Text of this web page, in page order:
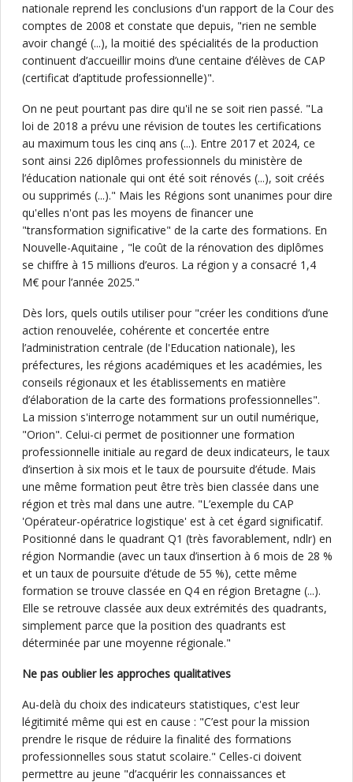
nationale reprend les conclusions d'un rapport de la Cour des
comptes de 2008 et constate que depuis, "rien ne semble
avoir changé (...), la moitié des spécialités de la production
continuent d’accueillir moins d’une centaine d’élèves de CAP
(certificat d’aptitude professionnelle)".
On ne peut pourtant pas dire qu'il ne se soit rien passé. "La
loi de 2018 a prévu une révision de toutes les certifications
au maximum tous les cinq ans (...). Entre 2017 et 2024, ce
sont ainsi 226 diplômes professionnels du ministère de
l’éducation nationale qui ont été soit rénovés (...), soit créés
ou supprimés (...)." Mais les Régions sont unanimes pour dire
qu'elles n'ont pas les moyens de financer une
"transformation significative" de la carte des formations. En
Nouvelle-Aquitaine , "le coût de la rénovation des diplômes
se chiffre à 15 millions d’euros. La région y a consacré 1,4
M€ pour l’année 2025."
Dès lors, quels outils utiliser pour "créer les conditions d’une
action renouvelée, cohérente et concertée entre
l’administration centrale (de l'Education nationale), les
préfectures, les régions académiques et les académies, les
conseils régionaux et les établissements en matière
d’élaboration de la carte des formations professionnelles".
La mission s'interroge notamment sur un outil numérique,
"Orion". Celui-ci permet de positionner une formation
professionnelle initiale au regard de deux indicateurs, le taux
d’insertion à six mois et le taux de poursuite d’étude. Mais
une même formation peut être très bien classée dans une
région et très mal dans une autre. "L’exemple du CAP
'Opérateur-opératrice logistique' est à cet égard significatif.
Positionné dans le quadrant Q1 (très favorablement, ndlr) en
région Normandie (avec un taux d’insertion à 6 mois de 28 %
et un taux de poursuite d’étude de 55 %), cette même
formation se trouve classée en Q4 en région Bretagne (...).
Elle se retrouve classée aux deux extrémités des quadrants,
simplement parce que la position des quadrants est
déterminée par une moyenne régionale."
Ne pas oublier les approches qualitatives
Au-delà du choix des indicateurs statistiques, c'est leur
légitimité même qui est en cause : "C’est pour la mission
prendre le risque de réduire la finalité des formations
professionnelles sous statut scolaire." Celles-ci doivent
permettre au jeune "d’acquérir les connaissances et